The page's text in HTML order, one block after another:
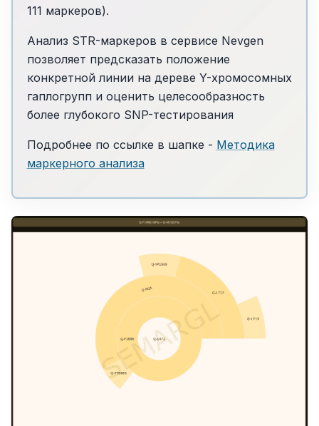
111 маркеров).
Анализ STR-маркеров в сервисе Nevgen
позволяет предсказать положение
конкретной линии на дереве Y-хромосомных
гаплогрупп и оценить целесообразность
более глубокого SNP-тестирования
Подробнее по ссылке в шапке - Методика
маркерного анализа